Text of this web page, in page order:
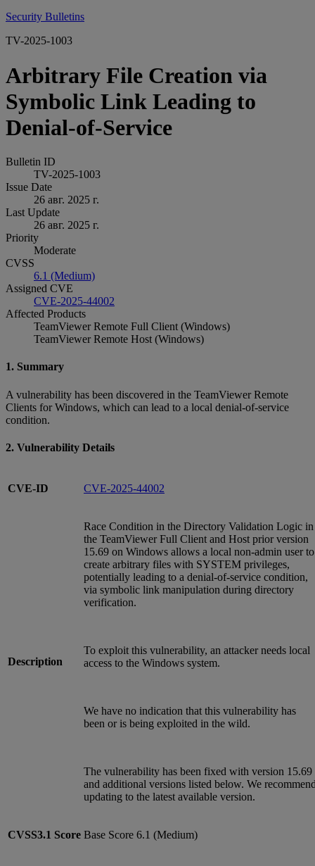
Security Bulletins
TV-2025-1003
Arbitrary File Creation via
Symbolic Link Leading to
Denial-of-Service
Bulletin ID
TV-2025-1003
Issue Date
26 авг. 2025 г.
Last Update
26 авг. 2025 г.
Priority
Moderate
CVSS
6.1 (Medium)
Assigned CVE
CVE-2025-44002
Affected Products
TeamViewer Remote Full Client (Windows)
TeamViewer Remote Host (Windows)
1. Summary
A vulnerability has been discovered in the TeamViewer Remote
Clients for Windows, which can lead to a local denial-of-service
condition.
2. Vulnerability Details
CVE-ID CVE-2025-44002
Description
Race Condition in the Directory Validation Logic in
the TeamViewer Full Client and Host prior version
15.69 on Windows allows a local non-admin user to
create arbitrary files with SYSTEM privileges,
potentially leading to a denial-of-service condition,
via symbolic link manipulation during directory
verification.
To exploit this vulnerability, an attacker needs local
access to the Windows system.
We have no indication that this vulnerability has
been or is being exploited in the wild.
The vulnerability has been fixed with version 15.69
and additional versions listed below. We
updating to the latest available version.
CVSS3.1 Score Base Score 6.1 (Medium)